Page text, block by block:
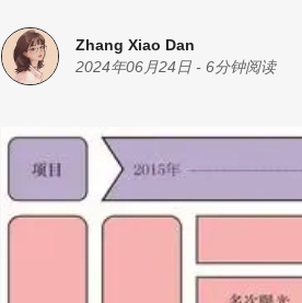
Zhang Xiao Dan
2024年06月24日- 6分钟阅读